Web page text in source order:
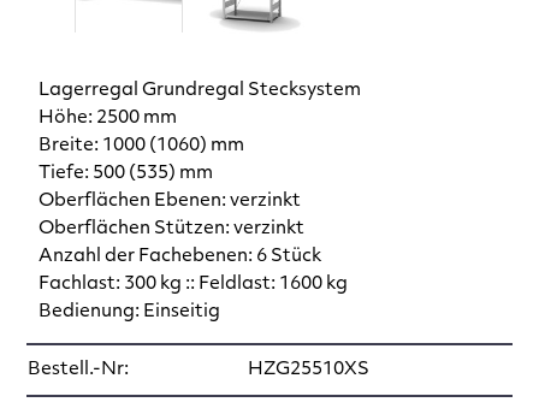
Lagerregal Grundregal Stecksystem
Höhe: 2500 mm
Breite: 1000 (1060) mm
Tiefe: 500 (535) mm
Oberflächen Ebenen: verzinkt
Oberflächen Stützen: verzinkt
Anzahl der Fachebenen: 6 Stück
Fachlast: 300 kg :: Feldlast: 1600 kg
Bedienung: Einseitig
Bestell.-Nr: HZG25510XS